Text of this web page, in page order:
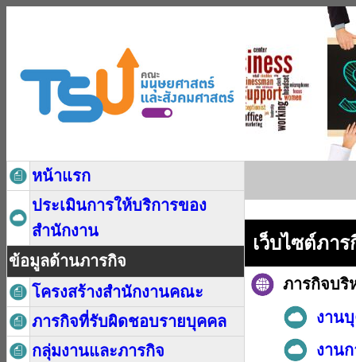
หน้าแรก
ประเมินการให้บริการของ
สำนักงาน
ข้อมูลด้านภารกิจ
โครงสร้างสำนักงานคณะ
ภารกิจที่รับผิดชอบรายบุคคล
กลุ่มงานและภารกิจ
เว็บไซต์ภา
ภารกิจบริ
งาน
งานก